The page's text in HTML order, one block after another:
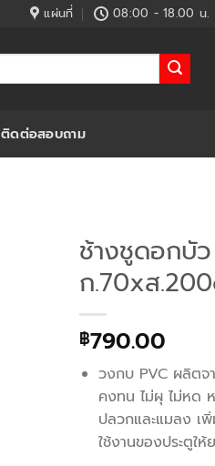
แผ่นที่ 08:00 - 18.00 น.
ติดต่อสอบถาม
ช้างชูดอกบั
ก.70xส
฿790.00
วงกบ PVC ผลิตจ
คงทน ไม่ผุ ไม่หด
ปลวกและแมลง เพิ่
ใช้งานของประตูใ